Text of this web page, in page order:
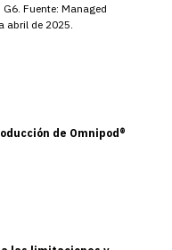
Fuente: Managed
abril de 2025.
de Omnipod®